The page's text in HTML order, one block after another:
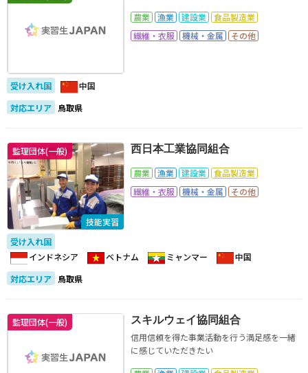
農業 漁業 建設業
食品製造業
繊維・衣服
機械・金属 その他
受け入れ国
中国
対応エリア 鳥取県
監理団体(一般)
技能実習
西日本工業協同組合
農業 漁業 建設業
食品製造業
繊維・衣服
機械・金属 その他
受け入れ国
インドネシア
ベトナム ミャンマー
中国
対応エリア 鳥取県
監理団体(一般)
スキルウェイ協同組合
信用信頼を得た事業活動を行う満足感を一緒
に感じていただきたい